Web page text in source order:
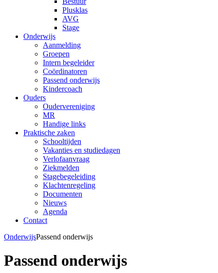
Plusklas
AVG
Stage
Onderwijs
Aanmelding
Groepen
Intern begeleider
Coördinatoren
Passend onderwijs
Kindercoach
Ouders
Oudervereniging
MR
Handige links
Praktische zaken
Schooltijden
Vakanties en studiedagen
Verlofaanvraag
Ziekmelden
Stagebegeleiding
Klachtenregeling
Documenten
Nieuws
Agenda
Contact
OnderwijsPassend onderwijs
Passend onderwijs